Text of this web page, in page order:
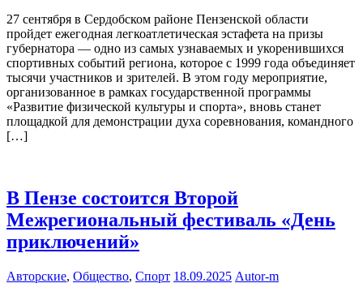
27 сентября в Сердобском районе Пензенской области
пройдет ежегодная легкоатлетическая эстафета на призы
губернатора — одно из самых узнаваемых и укоренившихся
спортивных событий региона, которое с 1999 года объединяет
тысячи участников и зрителей. В этом году мероприятие,
организованное в рамках государственной программы
«Развитие физической культуры и спорта», вновь станет
площадкой для демонстрации духа соревнования, командного
[…]
В Пензе состоится Второй
Межрегиональный фестиваль «День
приключений»
Авторские, Общество, Спорт 18.09.2025 Autor-m